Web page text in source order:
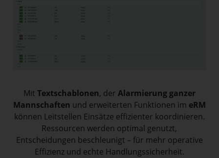
Mit Textschablonen, der Alarmierung ganzer
Mannschaften und erweiterten Funktionen im eRM
können Leitstellen Einsätze effizienter koordinieren.
Ressourcen werden optimal genutzt,
Entscheidungen beschleunigt – für mehr operative
Effizienz und echte Handlungssicherheit.